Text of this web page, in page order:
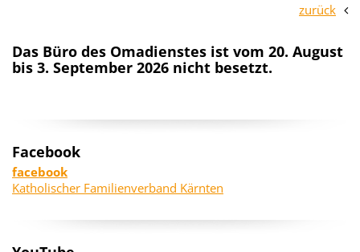
zurück
Das Büro des Omadienstes ist vom 20. August
bis 3. September 2026 nicht besetzt.
Facebook
facebook
Katholischer Familienverband Kärnten